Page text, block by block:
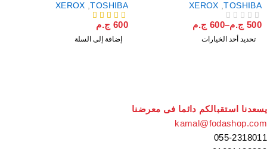
TOSHIBA
,
XEROX
500 ج.م–
600 ج.م
تحديد أحد الخيارات
TOSHIBA
,
XEROX
600 ج.م
إضافة إلى السلة
استقبالكم دائما فى معرضنا
055-